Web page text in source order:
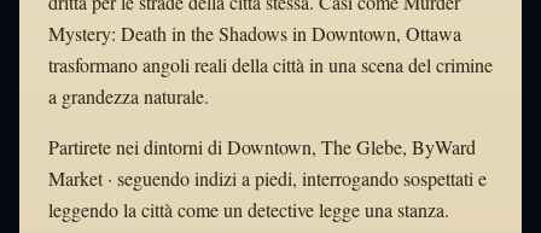
Mystery: Death in the Shadows in Downtown, Ottawa
trasformano angoli reali della città in una scena del crimine
a grandezza naturale.
Partirete nei dintorni di Downtown, The Glebe, ByWard
Market · seguendo indizi a piedi, interrogando sospettati e
leggendo la città come un detective legge una stanza.